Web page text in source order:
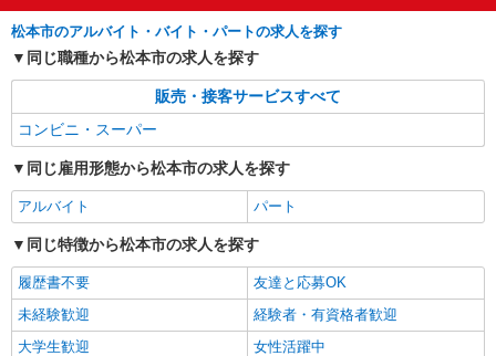
掲載期間終了
松本市のアルバイト・バイト・パートの求人を探す
同じ職種から松本市の求人を探す
販売・接客サービスすべて
コンビニ・スーパー
同じ雇用形態から松本市の求人を探す
アルバイト パート
同じ特徴から松本市の求人を探す
履歴書不要
友達と応募OK
未経験歓迎
経験者・有資格者歓迎
大学生歓迎
女性活躍中